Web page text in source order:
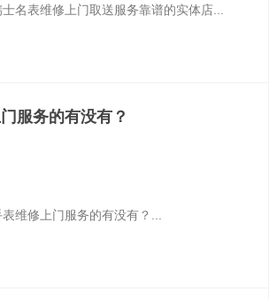
名表维修上门取送服务靠谱的实体店...
服务的有没有？
维修上门服务的有没有？...